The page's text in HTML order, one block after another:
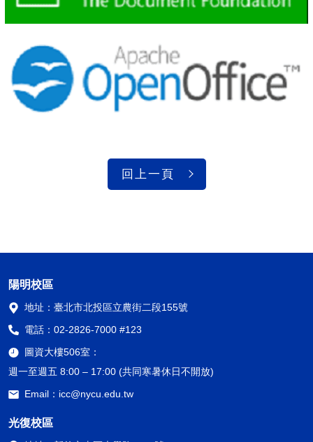
回上一頁
陽明校區
地址： 臺北市北投區立農街二段155號
電話： 02-2826-7000 #123
圖資大樓506室：
週一至週五 8:00 – 17:00 (共同寒暑休日不開放)
Email： icc@nycu.edu.tw
光復校區